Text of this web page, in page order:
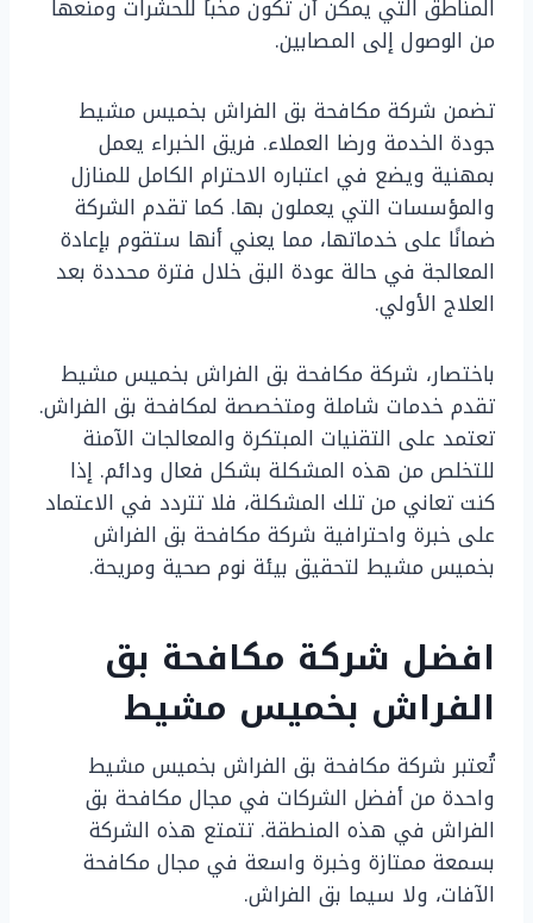
المناطق التي يمكن أن تكون مخبأً للحشرات ومنعها
من الوصول إلى المصابين.
تضمن شركة مكافحة بق الفراش بخميس مشيط
جودة الخدمة ورضا العملاء. فريق الخبراء يعمل
بمهنية ويضع في اعتباره الاحترام الكامل للمنازل
والمؤسسات التي يعملون بها. كما تقدم الشركة
ضمانًا على خدماتها، مما يعني أنها ستقوم بإعادة
المعالجة في حالة عودة البق خلال فترة محددة بعد
العلاج الأولي.
باختصار، شركة مكافحة بق الفراش بخميس مشيط
تقدم خدمات شاملة ومتخصصة لمكافحة بق الفراش.
تعتمد على التقنيات المبتكرة والمعالجات الآمنة
للتخلص من هذه المشكلة بشكل فعال ودائم. إذا
كنت تعاني من تلك المشكلة، فلا تتردد في الاعتماد
على خبرة واحترافية شركة مكافحة بق الفراش
بخميس مشيط لتحقيق بيئة نوم صحية ومريحة.
افضل شركة مكافحة بق
الفراش بخميس مشيط
تُعتبر شركة مكافحة بق الفراش بخميس مشيط
واحدة من أفضل الشركات في مجال مكافحة بق
الفراش في هذه المنطقة. تتمتع هذه الشركة
بسمعة ممتازة وخبرة واسعة في مجال مكافحة
الآفات، ولا سيما بق الفراش.